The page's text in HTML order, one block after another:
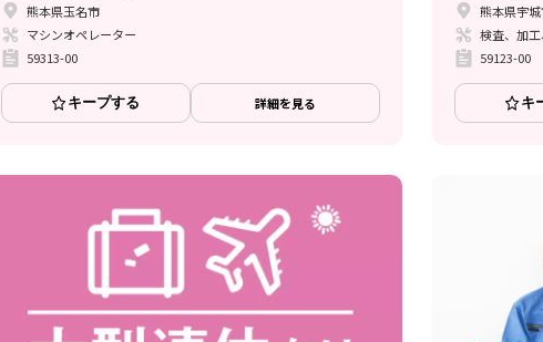
熊本県玉名市
マシンオペレーター
59313-00
キープする 詳細を見る
熊本県宇
検査、加
59123-00
キ